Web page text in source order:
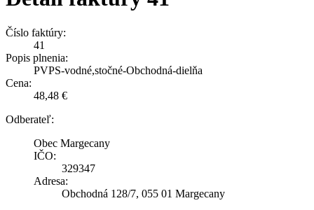
Číslo faktúry:
41
Popis plnenia:
PVPS-vodné,stočné-Obchodná-dielňa
Cena:
48,48 €
Odberateľ:
Obec Margecany
IČO:
329347
Adresa:
Obchodná 128/7, 055 01 Margecany